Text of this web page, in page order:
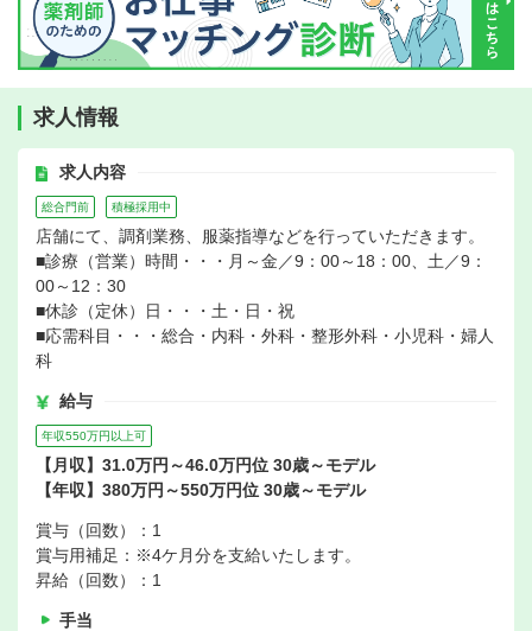
求人情報
求人内容
総合門前 積極採用中
店舗にて、調剤業務、服薬指導などを行っていただきます。
■診療（営業）時間・・・月～金／9：00～18：00、土／9：
00～12：30
■休診（定休）日・・・土・日・祝
■応需科目・・・総合・内科・外科・整形外科・小児科・婦人
科
給与
年収550万円以上可
【月収】31.0万円～46.0万円位 30歳～モデル
【年収】380万円～550万円位 30歳～モデル
賞与（回数）：1
賞与用補足：※4ケ月分を支給いたします。
昇給（回数）：1
手当